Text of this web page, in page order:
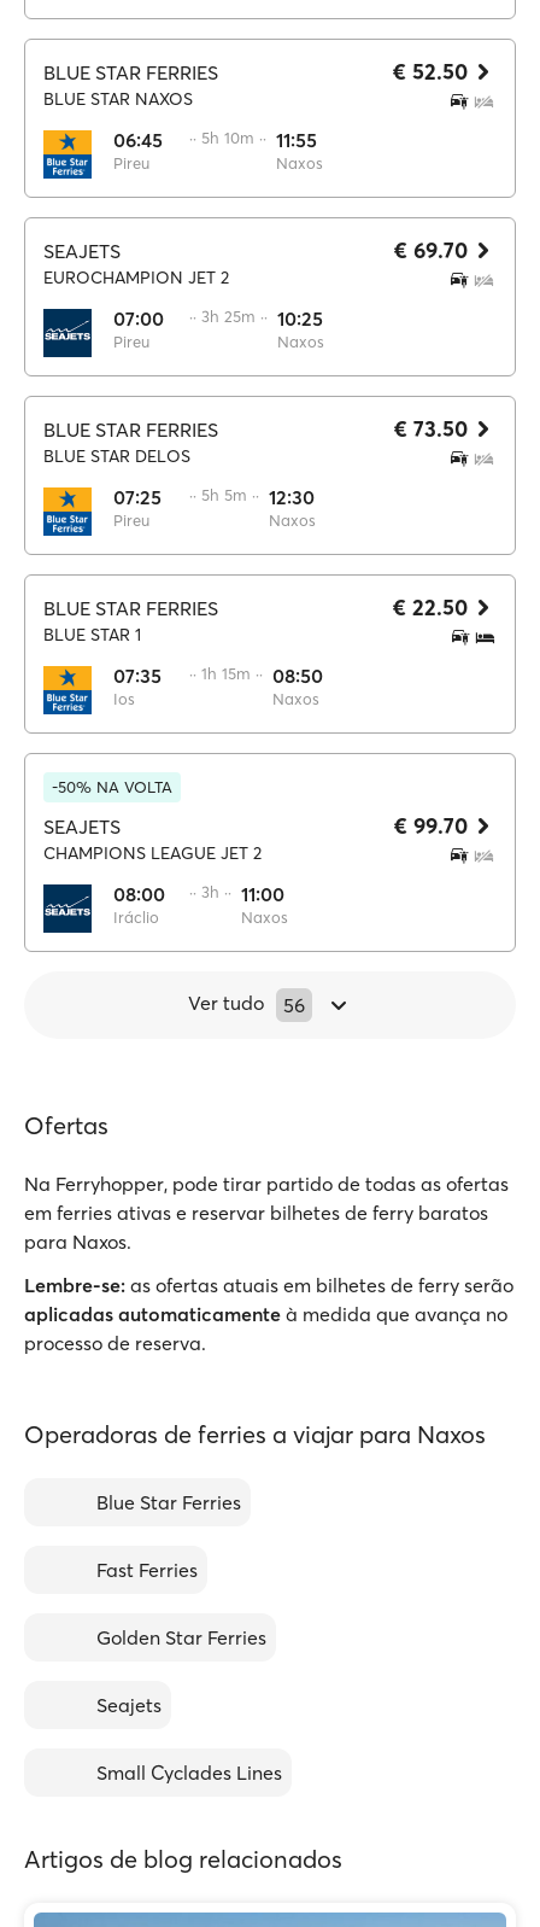
BLUE STAR FERRIES
BLUE STAR NAXOS
06:45
Pireu
·· 5h 10m ·· 11:55
Naxos
€ 52.50
SEAJETS
EUROCHAMPION JET 2
07:00
Pireu
·· 3h 25m ·· 10:25
Naxos
€ 69.70
BLUE STAR FERRIES
BLUE STAR DELOS
07:25
Pireu
·· 5h 5m ·· 12:30
Naxos
€ 73.50
BLUE STAR FERRIES
BLUE STAR 1
07:35
Ios
·· 1h 15m ·· 08:50
Naxos
€ 22.50
-50% NA VOLTA
SEAJETS
CHAMPIONS LEAGUE JET 2
08:00
Iráclio
·· 3h ·· 11:00
Naxos
€ 99.70
Ver tudo 56
Ofertas
Na Ferryhopper, pode tirar partido de todas as ofertas
em ferries ativas e reservar bilhetes de ferry baratos
para Naxos.
Lembre-se: as ofertas atuais em bilhetes de ferry serão
aplicadas automaticamente à medida que avança no
processo de reserva.
Operadoras de ferries a viajar para Naxos
Blue Star Ferries
Fast Ferries
Golden Star Ferries
Seajets
Small Cyclades Lines
Artigos de blog relacionados